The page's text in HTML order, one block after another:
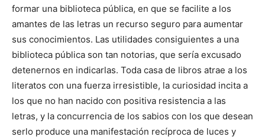
formar una biblioteca pública, en que se facilite a los
amantes de las letras un recurso seguro para aumentar
sus conocimientos. Las utilidades consiguientes a una
biblioteca pública son tan notorias, que sería excusado
detenernos en indicarlas. Toda casa de libros atrae a los
literatos con una fuerza irresistible, la curiosidad incita a
los que no han nacido con positiva resistencia a las
letras, y la concurrencia de los sabios con los que desean
serlo produce una manifestación recíproca de luces y